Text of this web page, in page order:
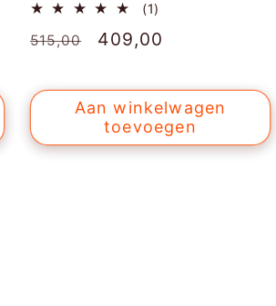
(1)
aantal
Normale
515,00 Aanbiedingsprijs
409,00
Aan winkelwagen
toevoegen